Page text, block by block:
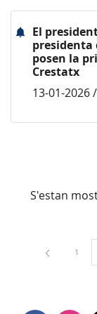
El
presidenta
posen la
Crestatx
13-01-2026
S'estan
Pàgina
1